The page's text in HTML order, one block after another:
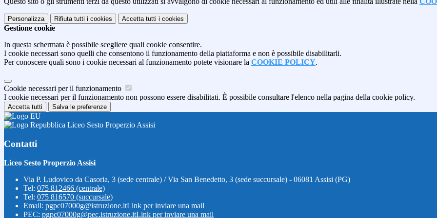
Personalizza Rifiuta tutti i cookies Accetta tutti i cookies
Gestione cookie
In questa schermata è possibile scegliere quali cookie consentire.
I cookie necessari sono quelli che consentono il funzionamento della piattaforma e non è possibile disabilitarli.
Per conoscere quali sono i cookie necessari al funzionamento potete visionare la COOKIE POLICY.
Cookie necessari per il funzionamento
I cookie necessari per il funzionamento non possono essere disabilitati. È possibile consultare l'elenco nella pagina della cookie policy.
Accetta tutti Salva le preferenze
Liceo Sesto Properzio Assisi
Contatti
Liceo Sesto Properzio Assisi
Via P. Ludovico da Casoria, 3 (sede centrale) / Via San Benedetto, 3 (sede succursale) - 06081 Assisi (PG)
Tel: 075 812466 (centrale)
Tel: 075 816570 (succursale)
Email: pgpc07000g@istruzione.itLink per inviare una mail
PEC: pgpc07000g@pec.istruzione.itLink per inviare una mail